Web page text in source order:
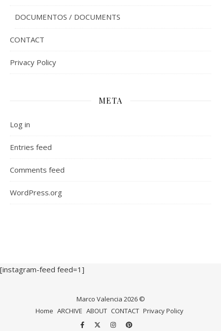
DOCUMENTOS / DOCUMENTS
CONTACT
Privacy Policy
META
Log in
Entries feed
Comments feed
WordPress.org
[instagram-feed feed=1]
Marco Valencia 2026 ©
Home ARCHIVE ABOUT CONTACT Privacy Policy